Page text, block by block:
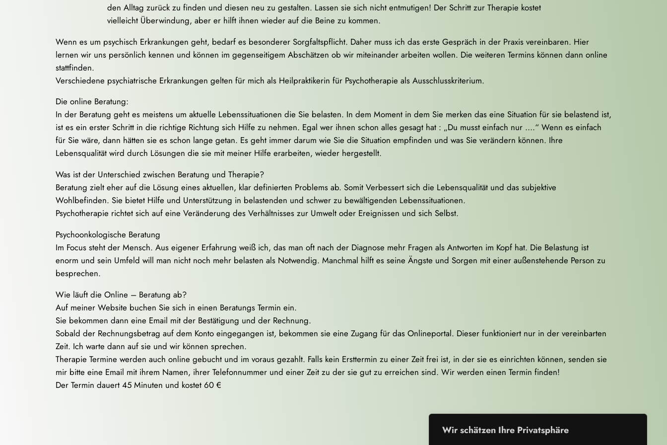
Wir schätzen Ihre Privatsphäre
den Alltag zurück zu finden und diesen neu zu gestalten. Lassen sie sich nicht entmutigen! Der Schritt zur Therapie kostet
vielleicht Überwindung, aber er hilft ihnen wieder auf die Beine zu kommen.
Wenn es um psychisch Erkrankungen geht, bedarf es besonderer Sorgfaltspflicht. Daher muss ich das erste Gespräch in der Praxis vereinbaren. Hier
lernen wir uns persönlich kennen und können im gegenseitigem Abschätzen ob wir miteinander arbeiten wollen. Die weiteren Termins können dann online
stattfinden.
Verschiedene psychiatrische Erkrankungen gelten für mich als Heilpraktikerin für Psychotherapie als Ausschlusskriterium.
Die online Beratung:
In der Beratung geht es meistens um aktuelle Lebenssituationen die Sie belasten. In dem Moment in dem Sie merken das eine Situation für sie belastend ist,
ist es ein erster Schritt in die richtige Richtung sich Hilfe zu nehmen. Egal wer ihnen schon alles gesagt hat : „Du musst einfach nur ….“ Wenn es einfach
für Sie wäre, dann hätten sie es schon lange getan. Es geht immer darum wie Sie die Situation empfinden und was Sie verändern können. Ihre
Lebensqualität wird durch Lösungen die sie mit meiner Hilfe erarbeiten, wieder hergestellt.
Was ist der Unterschied zwischen Beratung und Therapie?
Beratung zielt eher auf die Lösung eines aktuellen, klar definierten Problems ab. Somit Verbessert sich die Lebensqualität und das subjektive
Wohlbefinden. Sie bietet Hilfe und Unterstützung in belastenden und schwer zu bewältigenden Lebenssituationen.
Psychotherapie richtet sich auf eine Veränderung des Verhältnisses zur Umwelt oder Ereignissen und sich Selbst.
Psychoonkologische Beratung
Im Focus steht der Mensch. Aus eigener Erfahrung weiß ich, das man oft nach der Diagnose mehr Fragen als Antworten im Kopf hat. Die Belastung ist
enorm und sein Umfeld will man nicht noch mehr belasten als Notwendig. Manchmal hilft es seine Ängste und Sorgen mit einer außenstehende Person zu
besprechen.
Wie läuft die Online – Beratung ab?
Auf meiner Website buchen Sie sich in einen Beratungs Termin ein.
Sie bekommen dann eine Email mit der Bestätigung und der Rechnung.
Sobald der Rechnungsbetrag auf dem Konto eingegangen ist, bekommen sie eine Zugang für das Onlineportal. Dieser funktioniert nur in der vereinbarten
Zeit. Ich warte dann auf sie und wir können sprechen.
Therapie Termine werden auch online gebucht und im voraus gezahlt. Falls kein Ersttermin zu einer Zeit frei ist, in der sie es einrichten können, senden sie
mir bitte eine Email mit ihrem Namen, ihrer Telefonnummer und einer Zeit zu der sie gut zu erreichen sind. Wir werden einen Termin finden!
Der Termin dauert 45 Minuten und kostet 60 €